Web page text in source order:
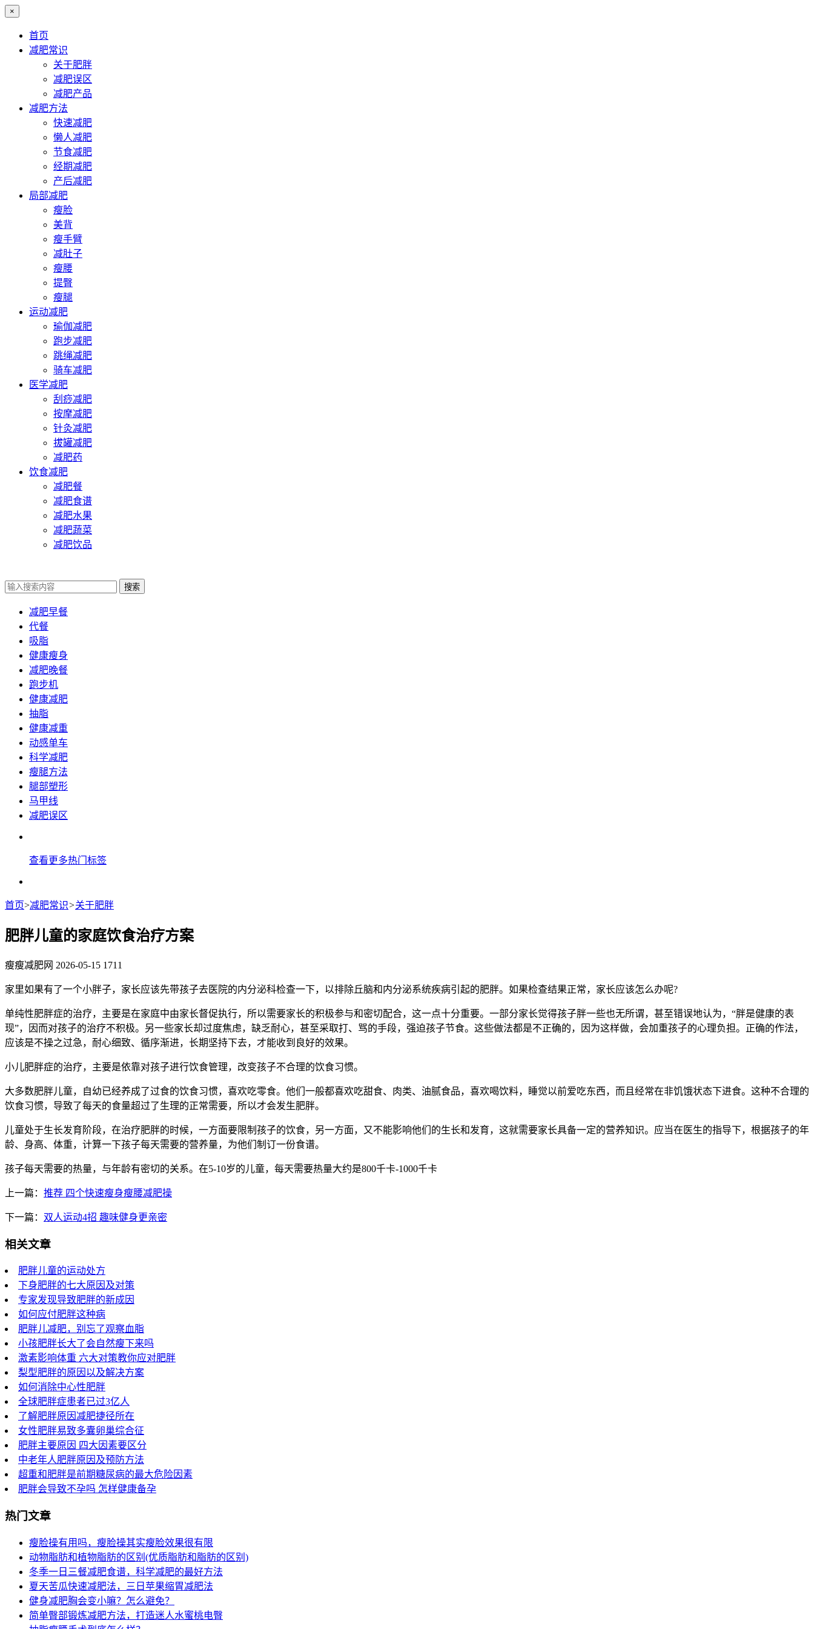
×
首页
减肥常识
关于肥胖
减肥误区
减肥产品
减肥方法
快速减肥
懒人减肥
节食减肥
经期减肥
产后减肥
局部减肥
瘦脸
美背
瘦手臂
减肚子
瘦腰
提臀
瘦腿
运动减肥
瑜伽减肥
跑步减肥
跳绳减肥
骑车减肥
医学减肥
刮痧减肥
按摩减肥
针灸减肥
拔罐减肥
减肥药
饮食减肥
减肥餐
减肥食谱
减肥水果
减肥蔬菜
减肥饮品
搜索
减肥早餐
代餐
吸脂
健康瘦身
减肥晚餐
跑步机
健康减肥
抽脂
健康减重
动感单车
科学减肥
瘦腿方法
腿部塑形
马甲线
减肥误区
查看更多热门标签
首页>减肥常识>关于肥胖
肥胖儿童的家庭饮食治疗方案
瘦瘦减肥网 2026-05-15 1711
家里如果有了一个小胖子，家长应该先带孩子去医院的内分泌科检查一下，以排除丘脑和内分泌系统疾病引起的肥胖。如果检查结果正常，家长应该怎么办呢?
单纯性肥胖症的治疗，主要是在家庭中由家长督促执行，所以需要家长的积极参与和密切配合，这一点十分重要。一部分家长觉得孩子胖一些也无所谓，甚至错误地认为，“胖是健康的表
现”，因而对孩子的治疗不积极。另一些家长却过度焦虑，缺乏耐心，甚至采取打、骂的手段，强迫孩子节食。这些做法都是不正确的，因为这样做，会加重孩子的心理负担。正确的作法，
应该是不操之过急，耐心细致、循序渐进，长期坚持下去，才能收到良好的效果。
小儿肥胖症的治疗，主要是依靠对孩子进行饮食管理，改变孩子不合理的饮食习惯。
大多数肥胖儿童，自幼已经养成了过食的饮食习惯，喜欢吃零食。他们一般都喜欢吃甜食、肉类、油腻食品，喜欢喝饮料，睡觉以前爱吃东西，而且经常在非饥饿状态下进食。这种不合理的
饮食习惯，导致了每天的食量超过了生理的正常需要，所以才会发生肥胖。
儿童处于生长发育阶段，在治疗肥胖的时候，一方面要限制孩子的饮食，另一方面，又不能影响他们的生长和发育，这就需要家长具备一定的营养知识。应当在医生的指导下，根据孩子的年
龄、身高、体重，计算一下孩子每天需要的营养量，为他们制订一份食谱。
孩子每天需要的热量，与年龄有密切的关系。在5-10岁的儿童，每天需要热量大约是800千卡-1000千卡
上一篇： 推荐 四个快速瘦身瘦腰减肥操
下一篇： 双人运动4招 趣味健身更亲密
相关文章
肥胖儿童的运动处方
下身肥胖的七大原因及对策
专家发现导致肥胖的新成因
如何应付肥胖这种病
肥胖儿减肥，别忘了观察血脂
小孩肥胖长大了会自然瘦下来吗
激素影响体重 六大对策教你应对肥胖
梨型肥胖的原因以及解决方案
如何消除中心性肥胖
全球肥胖症患者已过3亿人
了解肥胖原因减肥捷径所在
女性肥胖易致多囊卵巢综合征
肥胖主要原因 四大因素要区分
中老年人肥胖原因及预防方法
超重和肥胖是前期糖尿病的最大危险因素
肥胖会导致不孕吗 怎样健康备孕
热门文章
瘦脸操有用吗，瘦脸操其实瘦脸效果很有限
动物脂肪和植物脂肪的区别(优质脂肪和脂肪的区别)
冬季一日三餐减肥食谱，科学减肥的最好方法
夏天苦瓜快速减肥法，三日苹果缩胃减肥法
健身减肥胸会变小嘛？怎么避免？
简单臀部锻炼减肥方法，打造迷人水蜜桃电臀